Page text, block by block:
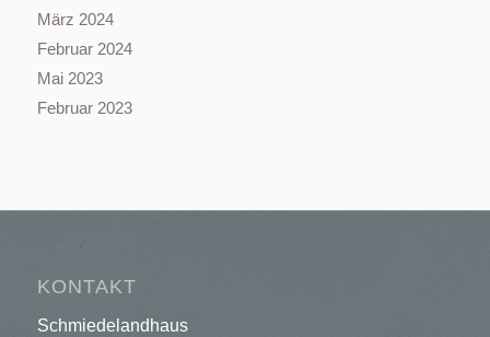
März 2024
Februar 2024
Mai 2023
Februar 2023
KONTAKT
Schmiedelandhaus